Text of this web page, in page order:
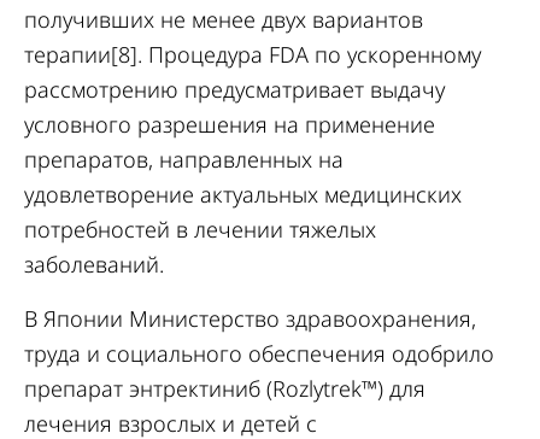
получивших не менее двух вариантов
терапии[8]. Процедура FDA по ускоренному
рассмотрению предусматривает выдачу
условного разрешения на применение
препаратов, направленных на
удовлетворение актуальных медицинских
потребностей в лечении тяжелых
заболеваний.
В Японии Министерство здравоохранения,
труда и социального обеспечения одобрило
препарат энтректиниб (Rozlytrek™) для
лечения взрослых и детей с